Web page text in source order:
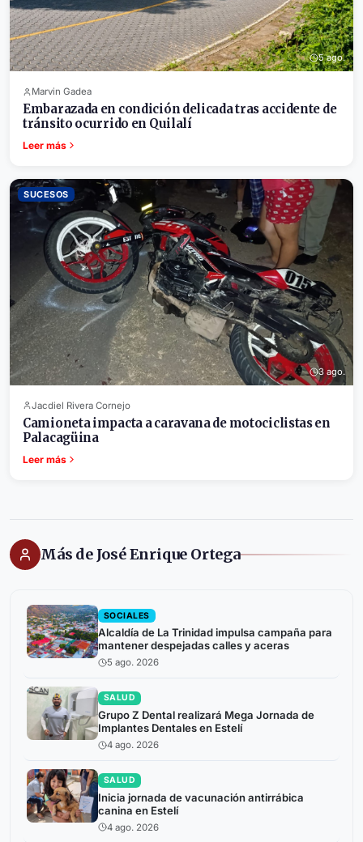
5 ago.
Marvin Gadea
Embarazada en condición delicada tras accidente de
tránsito ocurrido en Quilalí
Leer más
SUCESOS
3 ago.
Jacdiel Rivera Cornejo
Camioneta impacta a caravana de motociclistas en
Palacagüina
Leer más
Más de José Enrique Ortega
SOCIALES
Alcaldía de La Trinidad impulsa campaña para
mantener despejadas calles y aceras
5 ago. 2026
SALUD
Grupo Z Dental realizará Mega Jornada de
Implantes Dentales en Estelí
4 ago. 2026
SALUD
Inicia jornada de vacunación antirrábica
canina en Estelí
4 ago. 2026